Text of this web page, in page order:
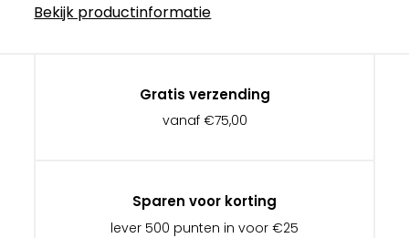
Bekijk productinformatie
Gratis verzending
vanaf €75,00
Sparen voor korting
lever 500 punten in voor €25